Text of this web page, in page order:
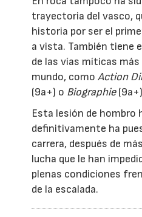
trayectoria del vasco,
historia por ser el
a vista. También tiene
de las vías míticas
mundo, comoAction
(9a+) o Biographie
Esta lesión de hombro
definitivamente ha
carrera, después de
lucha que le han
plenas condiciones
de la escalada.